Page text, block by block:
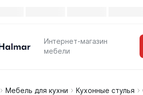
Интернет-магазин
мебели
Мебель для кухни Кухонные стулья